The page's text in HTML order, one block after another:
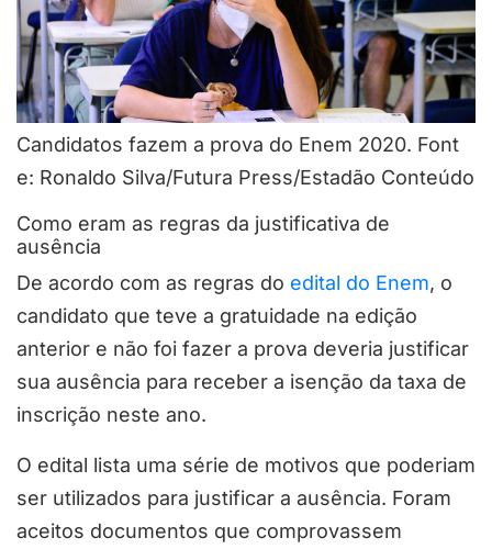
Candidatos fazem a prova do Enem 2020. Font
e: Ronaldo Silva/Futura Press/Estadão Conteúdo
Como eram as regras da justificativa de
ausência
De acordo com as regras do edital do Enem, o
candidato que teve a gratuidade na edição
anterior e não foi fazer a prova deveria justificar
sua ausência para receber a isenção da taxa de
inscrição neste ano.
O edital lista uma série de motivos que poderiam
ser utilizados para justificar a ausência. Foram
aceitos documentos que comprovassem